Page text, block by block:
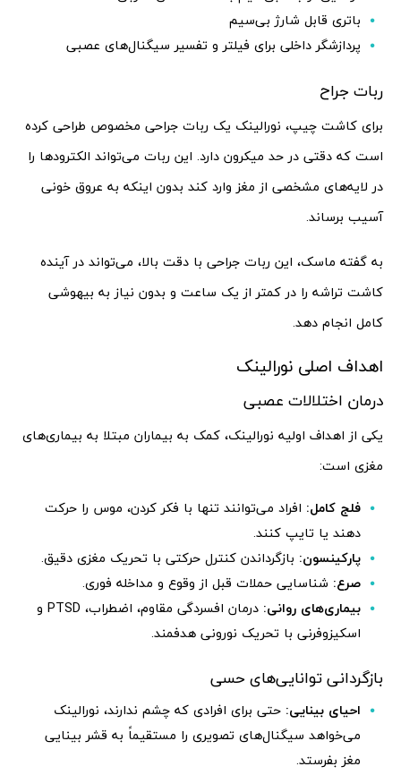
باتری قابل شارژ بی‌سیم
پردازشگر داخلی برای فیلتر و تفسیر سیگنال‌های عصبی
ربات جراح
برای کاشت چیپ، نورالینک یک ربات جراحی مخصوص طراحی کرده
است که دقتی در حد میکرون دارد. این ربات می‌تواند الکترودها را
در لایه‌های مشخصی از مغز وارد کند بدون اینکه به عروق خونی
آسیب برساند.
به گفته ماسک، این ربات جراحی با دقت بالا، می‌تواند در آینده
کاشت تراشه را در کمتر از یک ساعت و بدون نیاز به بیهوشی
کامل انجام دهد.
اهداف اصلی نورالینک
درمان اختلالات عصبی
یکی از اهداف اولیه نورالینک، کمک به بیماران مبتلا به بیماری‌های
مغزی است:
فلج کامل: افراد می‌توانند تنها با فکر کردن، موس را حرکت
دهند یا تایپ کنند.
پارکینسون: بازگرداندن کنترل حرکتی با تحریک مغزی دقیق.
صرع: شناسایی حملات قبل از وقوع و مداخله فوری.
بیماری‌های روانی:
درمان افسردگی مقاوم، اضطراب، PTSD و
اسکیزوفرنی با تحریک نورونی هدفمند.
بازگردانی توانایی‌های حسی
احیای بینایی: حتی برای افرادی که چشم ندارند، نورالینک
می‌خواهد سیگنال‌های تصویری را مستقیماً به قشر بینایی
مغز بفرستد.